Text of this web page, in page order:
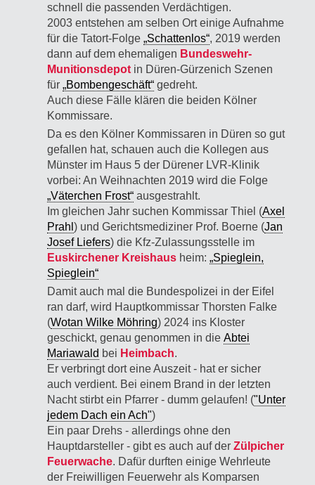
schnell die passenden Verdächtigen.
2003 entstehen am selben Ort einige Aufnahme
für die Tatort-Folge „Schattenlos“, 2019 werden
dann auf dem ehemaligen Bundeswehr-
Munitionsdepot in Düren-Gürzenich Szenen
für „Bombengeschäft“ gedreht.
Auch diese Fälle klären die beiden Kölner
Kommissare.
Da es den Kölner Kommissaren in Düren so gut
gefallen hat, schauen auch die Kollegen aus
Münster im Haus 5 der Dürener LVR-Klinik
vorbei: An Weihnachten 2019 wird die Folge
„Väterchen Frost“ ausgestrahlt.
Im gleichen Jahr suchen Kommissar Thiel (Axel
Prahl ) und Gerichtsmediziner Prof. Boerne (Jan
Josef Liefers) die Kfz-Zulassungsstelle im
Euskirchener Kreishaus heim: „Spieglein,
Spieglein“
Damit auch mal die Bundespolizei in der Eifel
ran darf, wird Hauptkommissar Thorsten Falke
(Wotan Wilke Möhring) 2024 ins Kloster
geschickt, genau genommen in die Abtei
Mariawald bei Heimbach.
Er verbringt dort eine Auszeit - hat er sicher
auch verdient. Bei einem Brand in der letzten
Nacht stirbt ein Pfarrer - dumm gelaufen! ("Unter
jedem Dach ein Ach")
Ein paar Drehs - allerdings ohne den
Hauptdarsteller - gibt es auch auf der Zülpicher
Feuerwache. Dafür durften einige Wehrleute
der Freiwilligen Feuerwehr als Komparsen